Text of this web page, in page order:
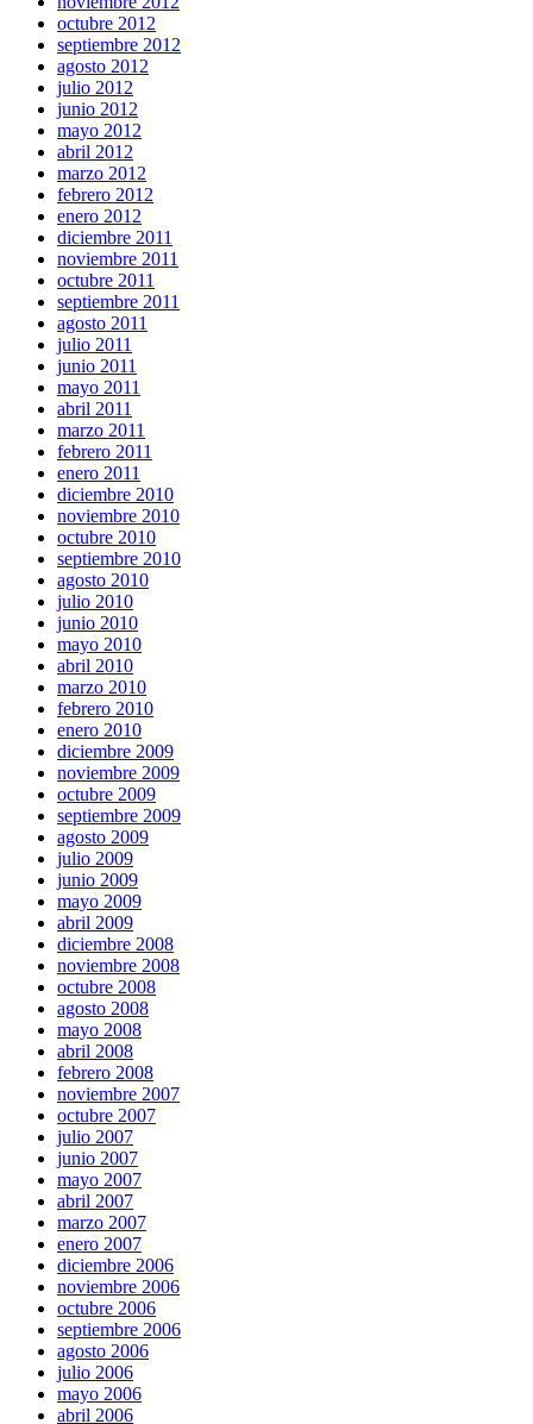
octubre 2012
septiembre 2012
agosto 2012
julio 2012
junio 2012
mayo 2012
abril 2012
marzo 2012
febrero 2012
enero 2012
diciembre 2011
noviembre 2011
octubre 2011
septiembre 2011
agosto 2011
julio 2011
junio 2011
mayo 2011
abril 2011
marzo 2011
febrero 2011
enero 2011
diciembre 2010
noviembre 2010
octubre 2010
septiembre 2010
agosto 2010
julio 2010
junio 2010
mayo 2010
abril 2010
marzo 2010
febrero 2010
enero 2010
diciembre 2009
noviembre 2009
octubre 2009
septiembre 2009
agosto 2009
julio 2009
junio 2009
mayo 2009
abril 2009
diciembre 2008
noviembre 2008
octubre 2008
agosto 2008
mayo 2008
abril 2008
febrero 2008
noviembre 2007
octubre 2007
julio 2007
junio 2007
mayo 2007
abril 2007
marzo 2007
enero 2007
diciembre 2006
noviembre 2006
octubre 2006
septiembre 2006
agosto 2006
julio 2006
mayo 2006
abril 2006